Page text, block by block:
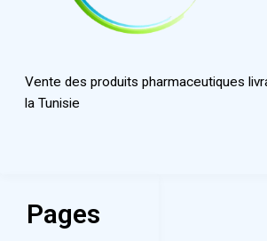
Vente des produits pharmaceutiques
la Tunisie
Pages